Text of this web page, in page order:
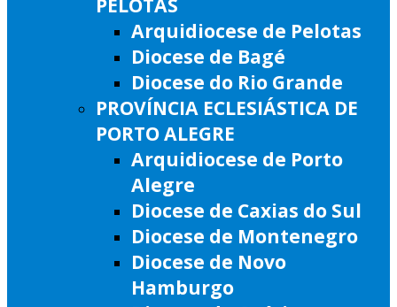
Arquidiocese de Pelotas
Diocese de Bagé
Diocese do Rio Grande
PROVÍNCIA ECLESIÁSTICA DE
PORTO ALEGRE
Arquidiocese de Porto
Alegre
Diocese de Caxias do Sul
Diocese de Montenegro
Diocese de Novo
Hamburgo